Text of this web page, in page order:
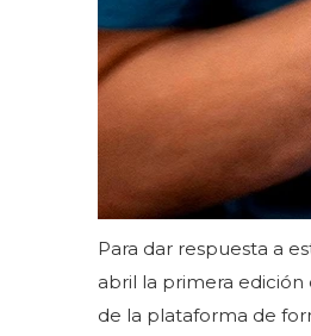
Para dar respuesta a
abril la primera edición
de la plataforma de